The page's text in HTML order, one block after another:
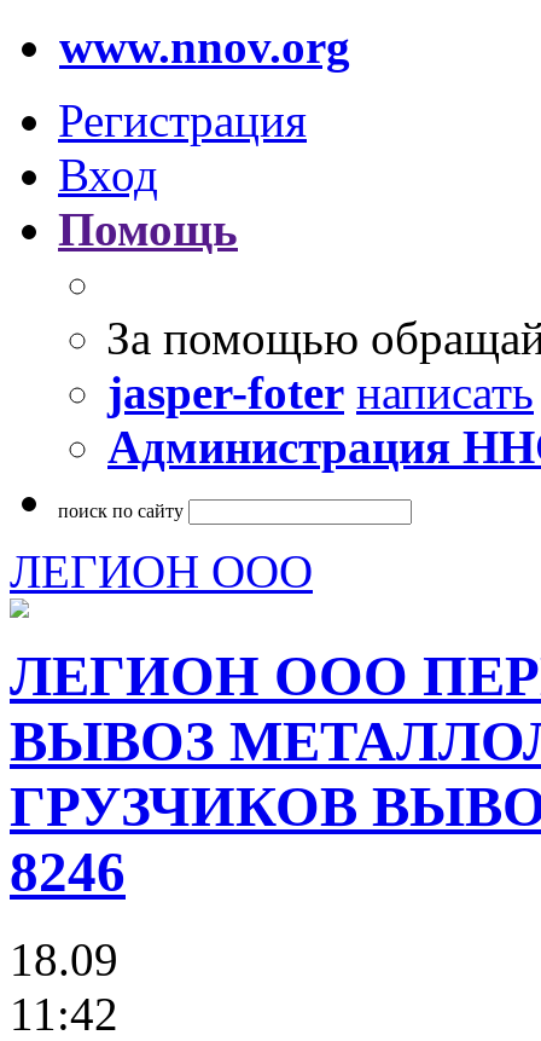
www.nnov.org
Регистрация
Вход
Помощь
За помощью
jasper-foter написать
Администрация
поиск по сайту
ЛЕГИОН ООО
ЛЕГИОН ООО
ВЫВОЗ
ГРУЗЧИКОВ
8246
18.09
11:42